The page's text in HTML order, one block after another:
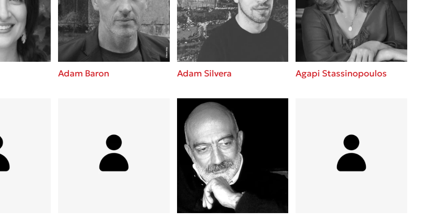
Εύκολη συνταγή για chicken BBQ pizza
από τον Άκη Πετρετζίκη!
3 βιβλία που μπορείς να διαβάσεις σε
μια μέρα!
Διακοπές με τα παιδιά: Η ανάγκη μας για
παύση σε μετωπική σύγκρουση με τη
Πάνω, κάτω, μπροστά, πίσω; Κάνε το
τεστ και ανακάλυψε την τάση σου!
Adam Baron Adam Silvera Agapi Stassinopoulos